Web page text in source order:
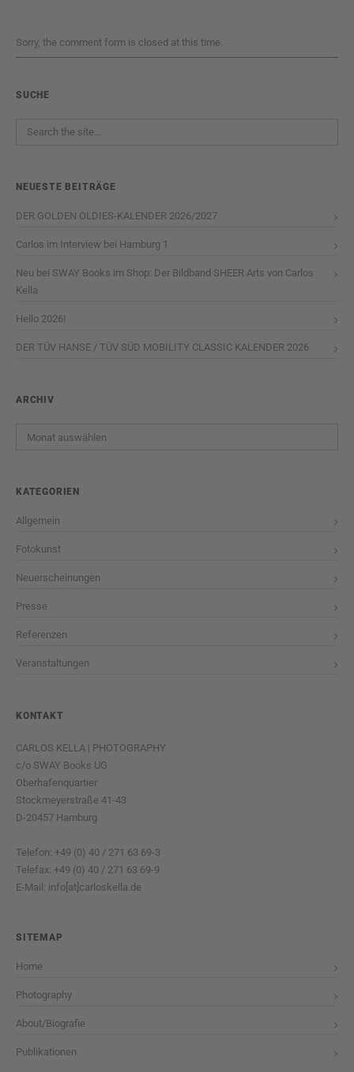
Sorry, the comment form is closed at this time.
SUCHE
NEUESTE BEITRÄGE
DER GOLDEN OLDIES-KALENDER 2026/2027
Carlos im Interview bei Hamburg 1
Neu bei SWAY Books im Shop: Der Bildband SHEER Arts von Carlos
Kella
Hello 2026!
DER TÜV HANSE / TÜV SÜD MOBILITY CLASSIC KALENDER 2026
ARCHIV
Archiv
KATEGORIEN
Allgemein
Fotokunst
Neuerscheinungen
Presse
Referenzen
Veranstaltungen
KONTAKT
CARLOS KELLA | PHOTOGRAPHY
c/o SWAY Books UG
Oberhafenquartier
Stockmeyerstraße 41-43
D-20457 Hamburg
Telefon: +49 (0) 40 / 271 63 69-3
Telefax: +49 (0) 40 / 271 63 69-9
E-Mail: info[at]carloskella.de
SITEMAP
Home
Photography
About/Biografie
Publikationen